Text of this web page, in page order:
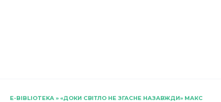
E-BIBLIOTEKA » «ДОКИ СВІТЛО НЕ ЗГАСНЕ НАЗАВЖДИ» МАКС